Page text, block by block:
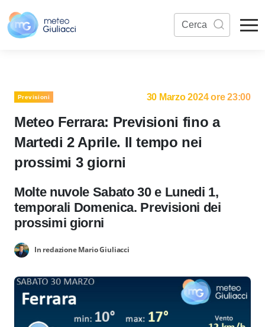
Previsioni 30 Marzo 2024 ore 23:00
Meteo Ferrara: Previsioni fino a
Martedi 2 Aprile. Il tempo nei
prossimi 3 giorni
Molte nuvole Sabato 30 e Lunedi 1,
temporali Domenica. Previsioni dei
prossimi giorni
In redazione Mario Giuliacci